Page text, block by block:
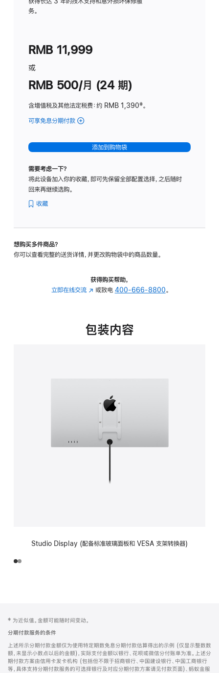
务。
RMB 11,999
或
RMB 500/月 (24 期)
含增值税及其他法定税费：约 RMB 1,390脚
‡。
可享免息分期付款 (Studio
-
标
璃
转
的
添加到购物袋
需要考虑一下？
将此设备加入你的收藏，即可先保留全部配置选择，之后随时
回来再继续选购。
收藏
想购买多件商品？
你可以查看完整的送货详情，并更改购物袋中的商品数量。
获得购买帮助，
立即在线交流 (在
中
或致电 400-666-8800。
包装内容
Studio Display (配备标准玻璃面板和 VESA 支架转换器)
页
页
脚
注
‡ 为近似值。金额可能随时间变动。
分期付款服务的条件
上述所示分期付款金额仅为使用特定期数免息分期付款估算得出的示例 (仅显示整数数
额，未显示小数点以后的金额)，实际支付金额以银行、花呗或微信分付账单为准。上述分
期付款方案由信用卡发卡机构 (包括但不限于招商银行、中国建设银行、中国工商银行
等，具体支持分期付款服务的可选择银行及对应分期付款方案请见付款页面)、蚂蚁金服